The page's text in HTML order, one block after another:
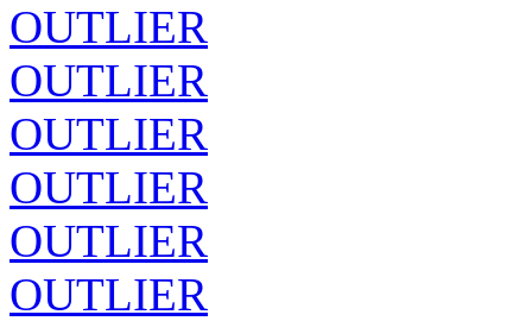
OUTLIER
OUTLIER
OUTLIER
OUTLIER
OUTLIER
OUTLIER